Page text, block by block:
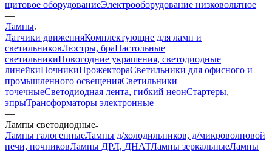
щитовое оборудованиеЭлектрооборудование низковольтное
—
Лампы
Датчики движенияКомплектующие для ламп и
светильниковЛюстры, браНастольные
светильникиНовогодние украшения, светодиодные
линейкиНочникиПрожектораСветильники для офисного и
промышленного освещенияСветильники
точечныеСветодиодная лента, гибкий неонСтартеры,
эпрыТрансформаторы электронные
—
Лампы светодиодные
Лампы галогенныеЛампы д/холодильников, д/микроволновой
печи, ночниковЛампы ДРЛ, ДНАТЛампы зеркальныеЛампы